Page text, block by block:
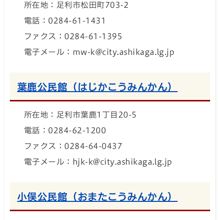
所在地：足利市松田町703-2
電話：0284-61-1431
ファクス：0284-61-1395
電子メール：mw-k@city.ashikaga.lg.jp
葉鹿公民館（はじかこうみんかん）
所在地：足利市葉鹿1丁目20-5
電話：0284-62-1200
ファクス：0284-64-0437
電子メール：hjk-k@city.ashikaga.lg.jp
小俣公民館（おまたこうみんかん）